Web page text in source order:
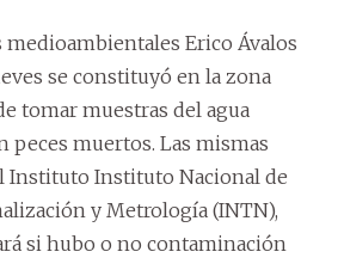
Erico Ávalos
se constituyó en la zona
tomar muestras del agua
peces muertos. Las mismas
Instituto Instituto Nacional de
y Metrología (INTN),
si hubo o no contaminación